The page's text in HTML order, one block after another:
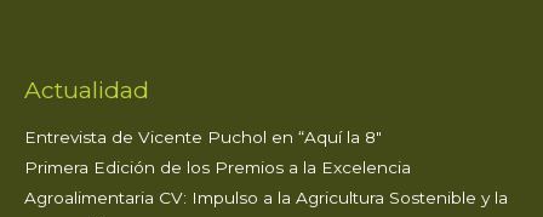
k
Actualidad
Entrevista de Vicente Puchol en “Aquí la 8″
Primera Edición de los Premios a la Excelencia
Agroalimentaria CV: Impulso a la Agricultura Sostenible y la